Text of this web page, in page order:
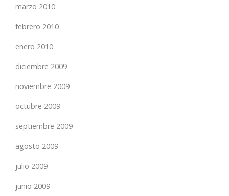
marzo 2010
febrero 2010
enero 2010
diciembre 2009
noviembre 2009
octubre 2009
septiembre 2009
agosto 2009
julio 2009
junio 2009